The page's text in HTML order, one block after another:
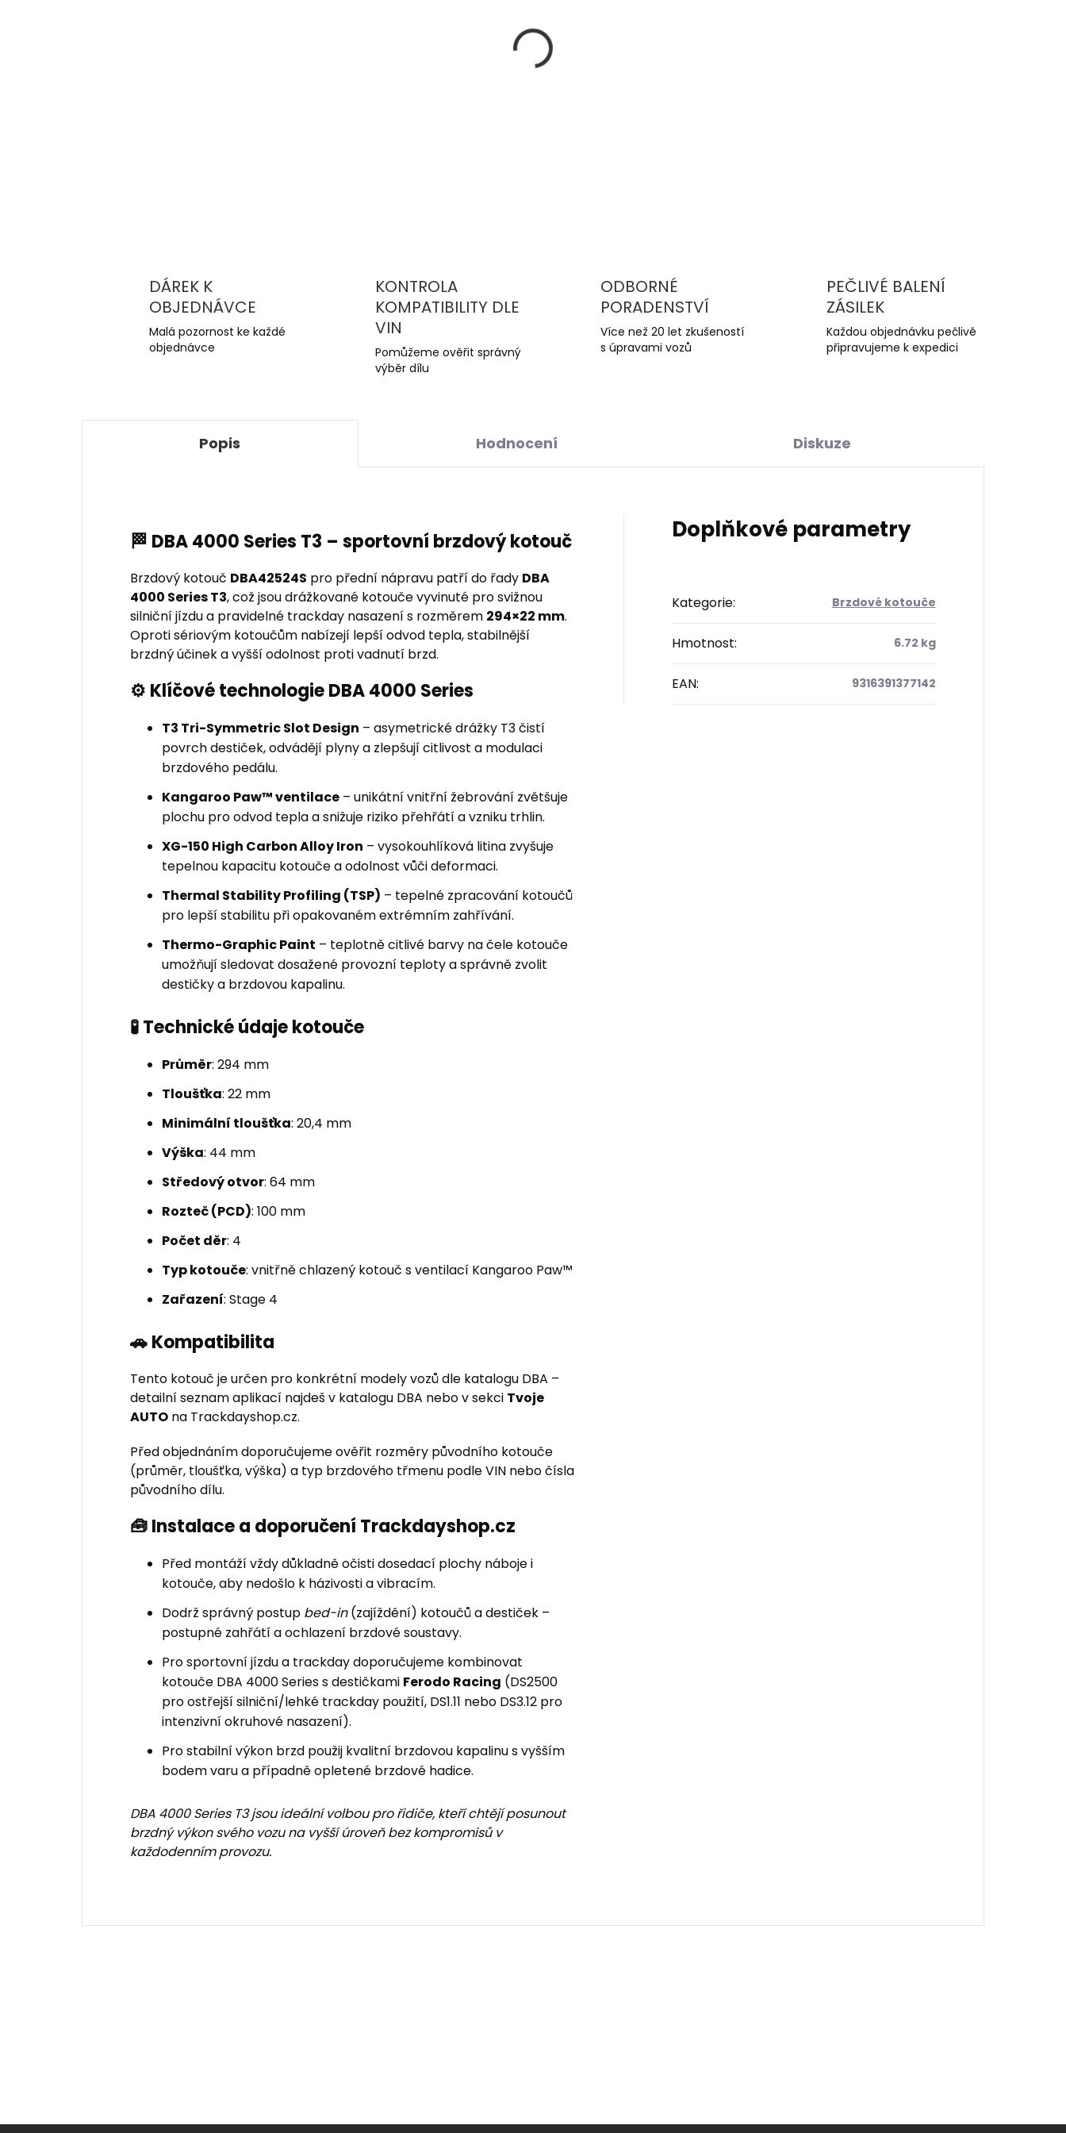
DÁREK K
OBJEDNÁVCE
Malá pozornost ke každé
objednávce
KONTROLA
KOMPATIBILITY DLE
VIN
Pomůžeme ověřit správný
výběr dílu
ODBORNÉ
PORADENSTVÍ
Více než 20 let zkušeností
s úpravami vozů
PEČLIVÉ BALENÍ
ZÁSILEK
Každou objednávku pečlivě
připravujeme k expedici
Popis Hodnocení Diskuze
🏁 DBA 4000 Series T3 – sportovní brzdový kotouč
Brzdový kotouč DBA42524S pro přední nápravu patří do řady DBA
4000 Series T3, což jsou drážkované kotouče vyvinuté pro svižnou
silniční jízdu a pravidelné trackday nasazení s rozměrem 294×22 mm.
Oproti sériovým kotoučům nabízejí lepší odvod tepla, stabilnější
brzdný účinek a vyšší odolnost proti vadnutí brzd.
⚙️ Klíčové technologie DBA 4000 Series
T3 Tri-Symmetric Slot Design – asymetrické drážky T3 čistí
povrch destiček, odvádějí plyny a zlepšují citlivost a modulaci
brzdového pedálu.
Kangaroo Paw™ ventilace – unikátní vnitřní žebrování zvětšuje
plochu pro odvod tepla a snižuje riziko přehřátí a vzniku trhlin.
XG-150 High Carbon Alloy Iron – vysokouhlíková litina zvyšuje
tepelnou kapacitu kotouče a odolnost vůči deformaci.
Thermal Stability Profiling (TSP) – tepelné zpracování kotoučů
pro lepší stabilitu při opakovaném extrémním zahřívání.
Thermo-Graphic Paint – teplotně citlivé barvy na čele kotouče
umožňují sledovat dosažené provozní teploty a správně zvolit
destičky a brzdovou kapalinu.
🧪 Technické údaje kotouče
Průměr: 294 mm
Tloušťka: 22 mm
Minimální tloušťka: 20,4 mm
Výška: 44 mm
Středový otvor: 64 mm
Rozteč (PCD): 100 mm
Počet děr: 4
Typ kotouče: vnitřně chlazený kotouč s ventilací Kangaroo Paw™
Zařazení: Stage 4
🚗 Kompatibilita
Tento kotouč je určen pro konkrétní modely vozů dle katalogu DBA –
detailní seznam aplikací najdeš v katalogu DBA nebo v sekci Tvoje
AUTO na Trackdayshop.cz.
Před objednáním doporučujeme ověřit rozměry původního kotouče
(průměr, tloušťka, výška) a typ brzdového třmenu podle VIN nebo čísla
původního dílu.
🧰 Instalace a doporučení Trackdayshop.cz
Před montáží vždy důkladně očisti dosedací plochy náboje i
kotouče, aby nedošlo k házivosti a vibracím.
Dodrž správný postup bed-in(zajíždění) kotoučů a destiček –
postupné zahřátí a ochlazení brzdové soustavy.
Pro sportovní jízdu a trackday doporučujeme kombinovat
kotouče DBA 4000 Series s destičkami Ferodo Racing (DS2500
pro ostřejší silniční/lehké trackday použití, DS1.11 nebo DS3.12 pro
intenzivní okruhové nasazení).
Pro stabilní výkon brzd použij kvalitní brzdovou kapalinu s vyšším
bodem varu a případně opletené brzdové hadice.
DBA 4000 Series T3 jsou ideální volbou pro řidiče, kteří chtějí posunout
brzdný výkon svého vozu na vyšší úroveň bez kompromisů v
každodenním provozu.
Doplňkové parametry
Kategorie: Brzdové kotouče
Hmotnost: 6.72 kg
EAN: 9316391377142